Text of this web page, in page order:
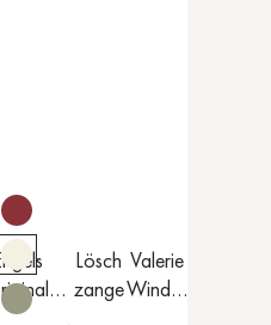
Lösch
zange
Valerie
Windlic